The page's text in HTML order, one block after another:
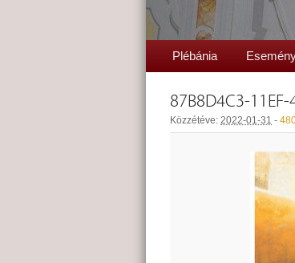
Plébánia
87B8D4C3-
Közzétéve: 2022-01-31 -